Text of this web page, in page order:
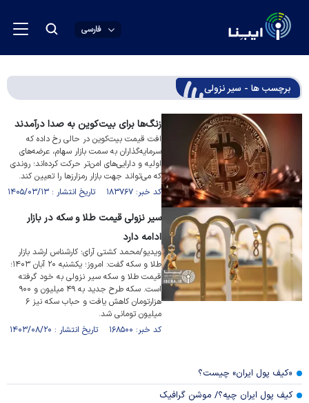
فارسی
برچسب ها - سیر نزولی
زنگ‌ها برای بیت‌کوین به صدا درآمدند
افت قیمت بیت‌کوین در حالی رخ داده که
سرمایه‌گذاران به سمت بازار سهام، عرضه‌های
اولیه و دارایی‌های امن‌تر حرکت کرده‌اند؛ روندی
که می‌تواند جهت بازار رمزارز‌ها را تعیین کند.
کد خبر: ۱۸۳۷۶۷ تاریخ انتشار : ۱۴۰۵/۰۳/۱۳
سیر نزولی قیمت طلا و سکه در بازار
ادامه دارد
ویدیو/محمد کشتی آرای؛ کارشناس ارشد بازار
طلا و سکه گفت: امروز؛ یکشنبه ۲۰ آبان ۱۴۰۳؛
قیمت طلا و سکه سیر نزولی به خود گرفته
است. سکه طرح جدید به ۴۹ میلیون و ۹۰۰
هزارتومان کاهش یافت و حباب سکه نیز ۶
میلیون تومانی شد.
کد خبر: ۱۶۸۵۰۰ تاریخ انتشار : ۱۴۰۳/۰۸/۲۰
«کیف پول ایران» چیست؟
کیف پول ایران چیه؟/ موشن گرافیک